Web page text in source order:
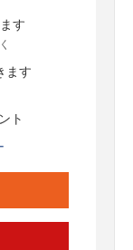
す
ます
ト